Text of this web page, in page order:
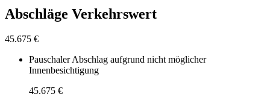
Abschläge Verkehrswert
45.675 €
Pauschaler Abschlag aufgrund nicht möglicher
Innenbesichtigung
45.675 €